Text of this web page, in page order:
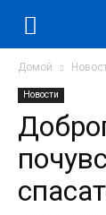
Домой
Новости